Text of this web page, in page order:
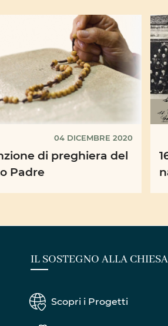
04 DICEMBRE 2020
di preghiera del
Padre
IL SOSTEGNO ALLA
Scopri i Progetti